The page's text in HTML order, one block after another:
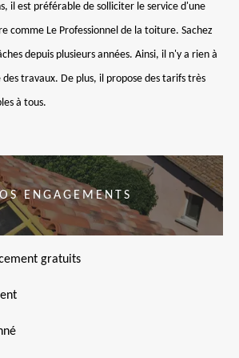
il est préférable de solliciter le service d'une
comme Le Professionnel de la toiture. Sachez
depuis plusieurs années. Ainsi, il n'y a rien à
travaux. De plus, il propose des tarifs très
à tous.
ENGAGEMENTS
gratuits